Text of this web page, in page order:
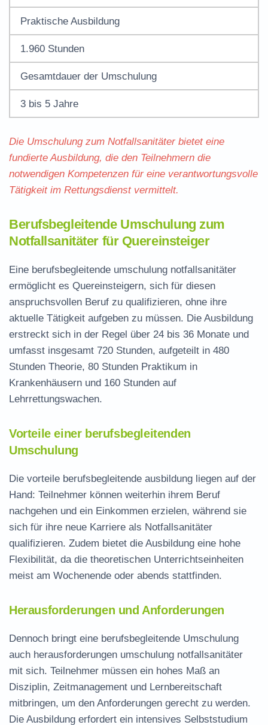
Praktische Ausbildung
1.960 Stunden
Gesamtdauer der Umschulung
3 bis 5 Jahre
Die Umschulung zum Notfallsanitäter bietet eine
fundierte Ausbildung, die den Teilnehmern die
notwendigen Kompetenzen für eine verantwortungsvolle
Tätigkeit im Rettungsdienst vermittelt.
Berufsbegleitende Umschulung zum
Notfallsanitäter für Quereinsteiger
Eine berufsbegleitende umschulung notfallsanitäter
ermöglicht es Quereinsteigern, sich für diesen
anspruchsvollen Beruf zu qualifizieren, ohne ihre
aktuelle Tätigkeit aufgeben zu müssen. Die Ausbildung
erstreckt sich in der Regel über 24 bis 36 Monate und
umfasst insgesamt 720 Stunden, aufgeteilt in 480
Stunden Theorie, 80 Stunden Praktikum in
Krankenhäusern und 160 Stunden auf
Lehrrettungswachen.
Vorteile einer berufsbegleitenden
Umschulung
Die vorteile berufsbegleitende ausbildung liegen auf der
Hand: Teilnehmer können weiterhin ihrem Beruf
nachgehen und ein Einkommen erzielen, während sie
sich für ihre neue Karriere als Notfallsanitäter
qualifizieren. Zudem bietet die Ausbildung eine hohe
Flexibilität, da die theoretischen Unterrichtseinheiten
meist am Wochenende oder abends stattfinden.
Herausforderungen und Anforderungen
Dennoch bringt eine berufsbegleitende Umschulung
auch herausforderungen umschulung notfallsanitäter
mit sich. Teilnehmer müssen ein hohes Maß an
Disziplin, Zeitmanagement und Lernbereitschaft
mitbringen, um den Anforderungen gerecht zu werden.
Die Ausbildung erfordert ein intensives Selbststudium